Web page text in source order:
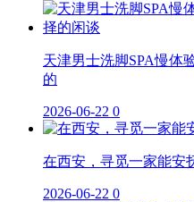
天津男士洗脚SPA慢体
的
2026-06-22 0
在西安，寻觅一家能安
2026-06-22 0